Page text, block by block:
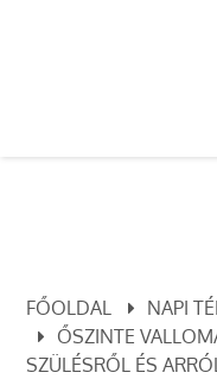
FŐOLDAL
NAPI
ŐSZINTE
SZÜLÉSRŐL ÉS